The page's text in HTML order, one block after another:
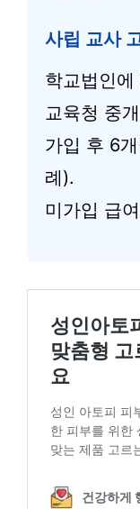
사립 교사
학교법인
교육청 중
가입 후 6
례).
미가입 급